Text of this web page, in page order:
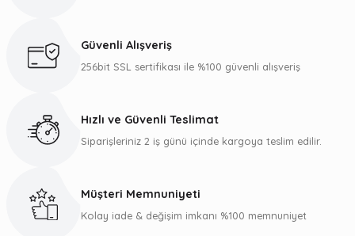
Ürün bilgilerinde hatalar bulunuyor.
Gönder
Güvenli Alışveriş
256bit SSL sertifikası ile %100 güvenli alışveriş
Hızlı ve Güvenli Teslimat
Siparişleriniz 2 iş günü içinde kargoya teslim edilir.
Müşteri Memnuniyeti
Kolay iade & değişim imkanı %100 memnuniyet